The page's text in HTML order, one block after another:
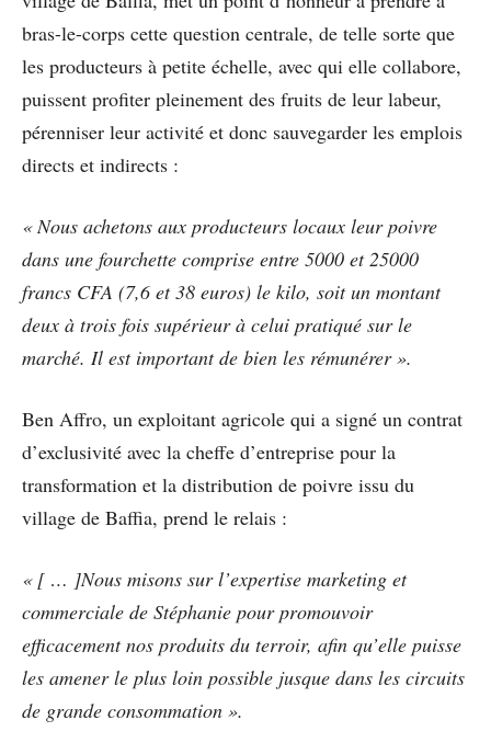
bras-le-corps cette question centrale, de telle sorte que
les producteurs à petite échelle, avec qui elle collabore,
puissent profiter pleinement des fruits de leur labeur,
pérenniser leur activité et donc sauvegarder les emplois
directs et indirects :
« Nous achetons aux producteurs locaux leur poivre
dans une fourchette comprise entre 5000 et 25000
francs CFA (7,6 et 38 euros) le kilo, soit un montant
deux à trois fois supérieur à celui pratiqué sur le
marché. Il est important de bien les rémunérer ».
Ben Affro, un exploitant agricole qui a signé un contrat
d’exclusivité avec la cheffe d’entreprise pour la
transformation et la distribution de poivre issu du
village de Baffia, prend le relais :
« [ … ]Nous misons sur l’expertise marketing et
commerciale de Stéphanie pour promouvoir
efficacement nos produits du terroir, afin qu’elle puisse
les amener le plus loin possible jusque dans les circuits
de grande consommation ».